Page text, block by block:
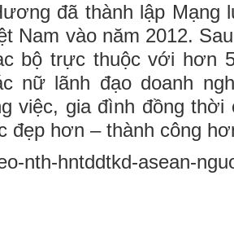
đã thành lập Mạng
Nam vào năm 2012.
bộ trực thuộc với hơn
nữ lãnh đạo doanh
việc, gia đình đồng thời
đẹp hơn – thành công